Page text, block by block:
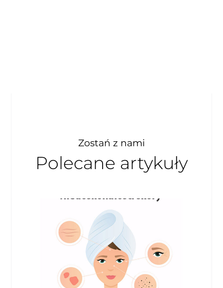
Zostań z nami
Polecane artykuły